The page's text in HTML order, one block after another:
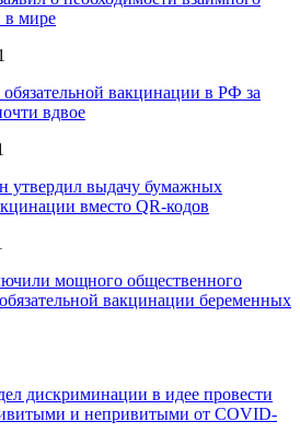
в мире
вакцинации в РФ за
вдвое
выдачу бумажных
вместо QR-кодов
мощного общественного
вакцинации беременных
дискриминации в идее провести
и непривитыми от COVID-